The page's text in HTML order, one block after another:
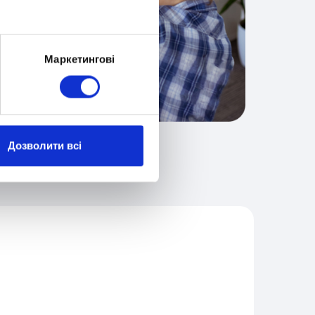
Маркетингові
Дозволити всі